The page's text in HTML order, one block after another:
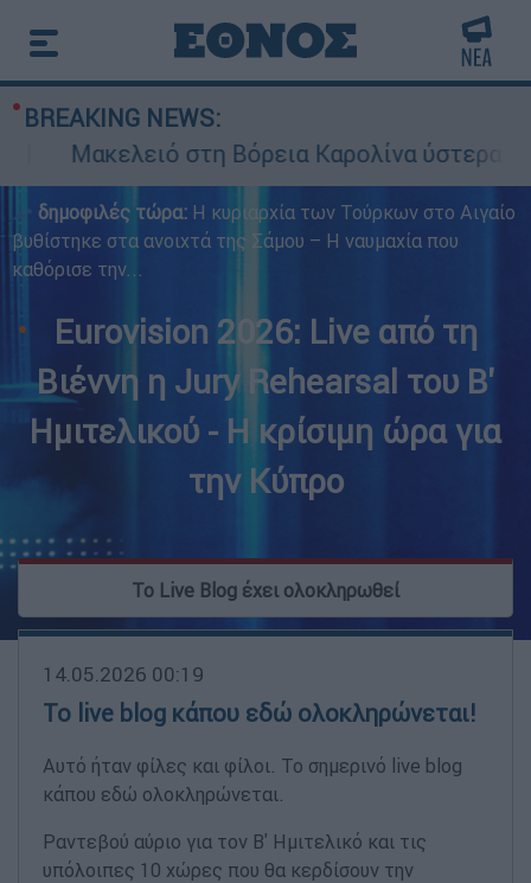
BREAKING NEWS:
στη Βόρεια Καρολίνα ύστερα από
δημοφιλές τώρα: Η κυριαρχία των Τούρκων στο Αιγαίο
βυθίστηκε στα ανοιχτά της Σάμου – Η ναυμαχία που
καθόρισε την...
Eurovision 2026: Live από τη
Βιέννη η Jury Rehearsal του Β'
Ημιτελικού - Η κρίσιμη ώρα για
την Κύπρο
To Live Blog έχει ολοκληρωθεί
14.05.2026 00:19
Το live blog κάπου εδώ ολοκληρώνεται!
Αυτό ήταν φίλες και φίλοι. Το σημερινό live blog
κάπου εδώ ολοκληρώνεται.
Ραντεβού αύριο για τον Β' Ημιτελικό και τις
υπόλοιπες 10 χώρες που θα κερδίσουν την